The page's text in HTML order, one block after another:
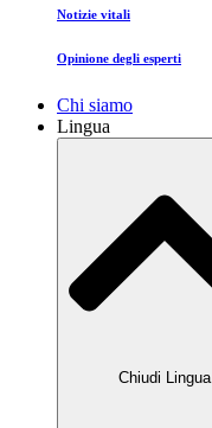
Notizie vitali
Opinione degli esperti
Chi siamo
Lingua
Chiudi Lingua